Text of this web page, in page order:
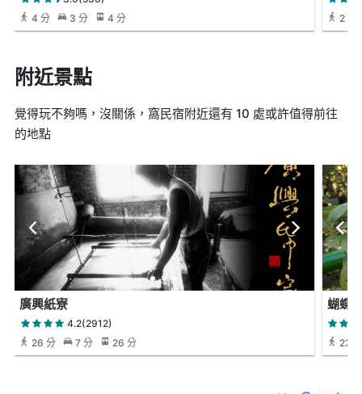
4 分
3 分 4 分 2 分
附近景點
覺得玩不夠嗎，沒關係，窩民宿附近還有 10 處或許值得前往
的地點
廣興紙寮
4.2(2912)
26 分
7 分 26 分
蝴蝶
23